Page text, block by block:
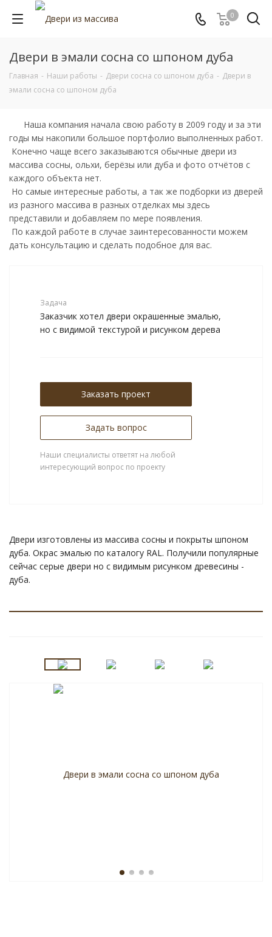
0
Двери в эмали сосна со шпоном дуба
Главная - Наши работы - Двери сосна со шпоном дуба - Двери в
эмали сосна со шпоном дуба
Наша компания начала свою работу в 2009 году и за эти
годы мы накопили большое портфолио выполненных работ.
Конечно чаще всего заказываются обычные двери из
массива сосны, ольхи, берёзы или дуба и фото отчётов с
каждого объекта нет.
Но самые интересные работы, а так же подборки из дверей
из разного массива в разных отделках мы здесь
представили и добавляем по мере появления.
По каждой работе в случае заинтересованности можем
дать консультацию и сделать подобное для вас.
Задача
Заказчик хотел двери окрашенные эмалью,
но с видимой текстурой и рисунком дерева
Заказать проект
Задать вопрос
Наши специалисты ответят на любой
интересующий вопрос по проекту
Двери изготовлены из массива сосны и покрыты шпоном
дуба. Окрас эмалью по каталогу RAL. Получили популярные
сейчас серые двери но с видимым рисунком древесины -
дуба.